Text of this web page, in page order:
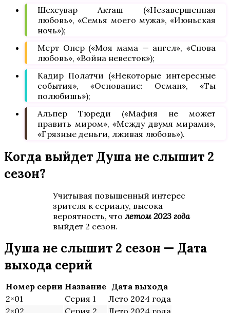
Шехсувар Акташ («Незавершенная
любовь», «Семья моего мужа», «Июньская
ночь»);
Мерт Онер («Моя мама — ангел», «Снова
любовь», «Война невесток»);
Кадир Полатчи («Некоторые интересные
события», «Основание: Осман», «Ты
полюбишь»);
Альпер Тюреди («Мафия не может
править миром», «Между двумя мирами»,
«Грязные деньги, лживая любовь»).
Когда выйдет Душа не слышит 2
сезон?
Учитывая повышенный интерес
зрителя к сериалу, высока
вероятность, что летом 2023 года
выйдет 2 сезон.
Душа не слышит 2 сезон — Дата
выхода серий
Номер серии Название Дата выхода
2×01
Серия 1
Лето 2024 года
2×02
Серия 2 Лето 2024 года